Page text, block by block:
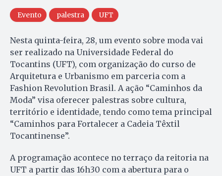
Evento palestra UFT
Nesta quinta-feira, 28, um evento sobre moda vai
ser realizado na Universidade Federal do
Tocantins (UFT), com organização do curso de
Arquitetura e Urbanismo em parceria com a
Fashion Revolution Brasil. A ação “Caminhos da
Moda” visa oferecer palestras sobre cultura,
território e identidade, tendo como tema principal
“Caminhos para Fortalecer a Cadeia Têxtil
Tocantinense”.
A programação acontece no terraço da reitoria na
UFT a partir das 16h30 com a abertura para o